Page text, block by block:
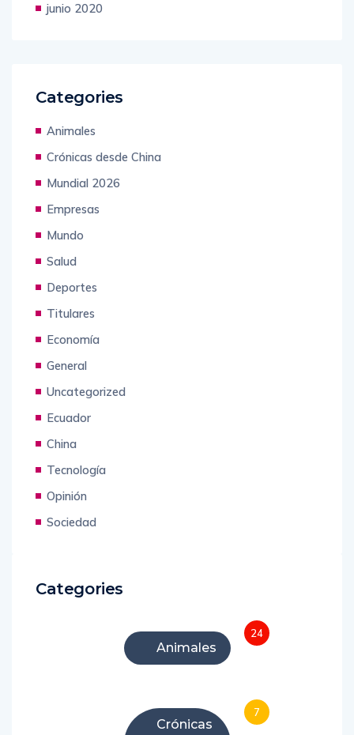
junio 2020
Categories
Animales
Crónicas desde China
Mundial 2026
Empresas
Mundo
Salud
Deportes
Titulares
Economía
General
Uncategorized
Ecuador
China
Tecnología
Opinión
Sociedad
Categories
Animales
24
Crónicas
7